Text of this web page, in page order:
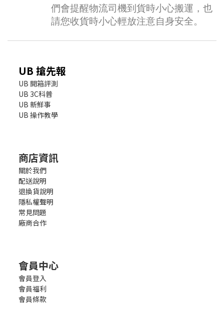
們會提醒物流司機到貨時小心搬運，也
請您收貨時小心輕放注意自身安全。
UB 搶先報
UB 開箱評測
UB 3C科普
UB 新鮮事
UB 操作教學
商店資訊
關於我們
配送說明
退換貨說明
隱私權聲明
常見問題
廠商合作
會員中心
會員登入
會員福利
會員條款